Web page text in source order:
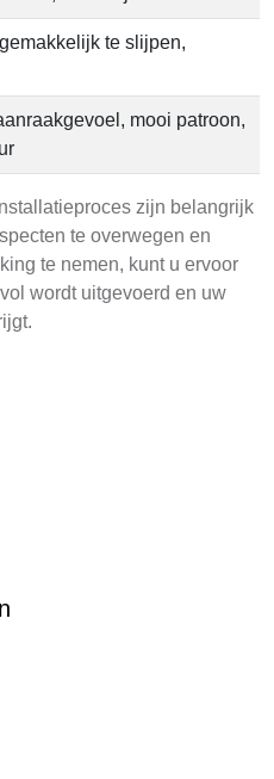
te slijpen,
mooi patroon,
zijn belangrijk
te overwegen en
te nemen, kunt u ervoor
wordt uitgevoerd en uw